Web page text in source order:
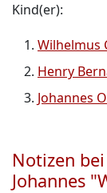
Kind(er):
Wilhelmus
Henry
Johannes
Notizen
Johannes